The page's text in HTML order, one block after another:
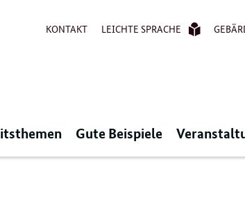
KONTAKT LEICHTE SPRACHE
Gute Beispiele